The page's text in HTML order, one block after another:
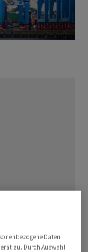
Daten
zu. Durch Auswahl